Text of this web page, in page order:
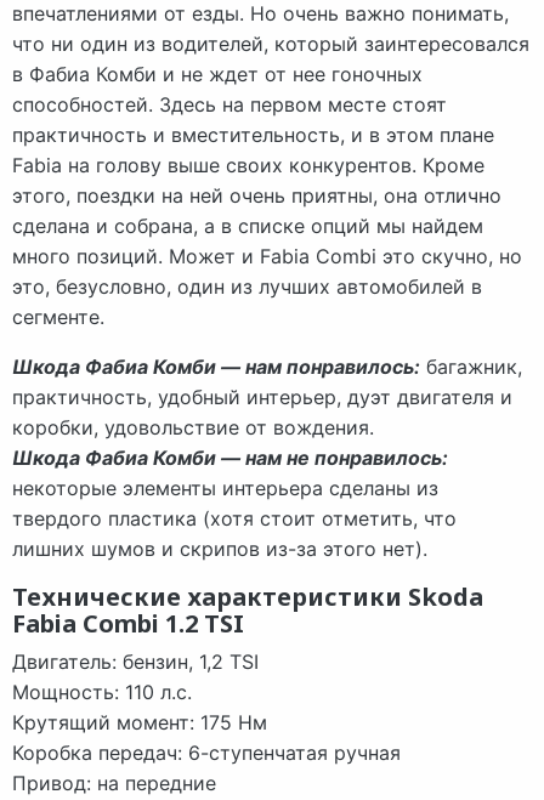
впечатлениями от езды. Но очень важно понимать,
что ни один из водителей, который заинтересовался
в Фабиа Комби и не ждет от нее гоночных
способностей. Здесь на первом месте стоят
практичность и вместительность, и в этом плане
Fabia на голову выше своих конкурентов. Кроме
этого, поездки на ней очень приятны, она отлично
сделана и собрана, а в списке опций мы найдем
много позиций. Может и Fabia Combi это скучно, но
это, безусловно, один из лучших автомобилей в
сегменте.
Шкода Фабиа Комби — нам понравилось: багажник,
практичность, удобный интерьер, дуэт двигателя и
коробки, удовольствие от вождения.
Шкода Фабиа Комби — нам не понравилось:
некоторые элементы интерьера сделаны из
твердого пластика (хотя стоит отметить, что
лишних шумов и скрипов из-за этого нет).
Технические характеристики Skoda
Fabia Combi 1.2 TSI
Двигатель: бензин, 1,2 TSI
Мощность: 110 л.с.
Крутящий момент: 175 Нм
Коробка передач: 6-ступенчатая ручная
Привод: на передние